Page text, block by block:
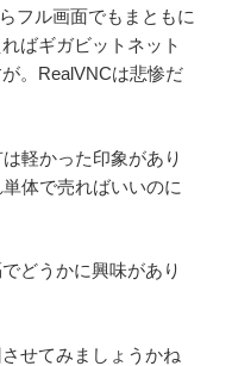
フル画面でもまともに
ばギガビットネット
。RealVNCは悲惨だ
軽かった印象があり
体で売ればいいのに
どうかに興味があり
せてみましょうかね